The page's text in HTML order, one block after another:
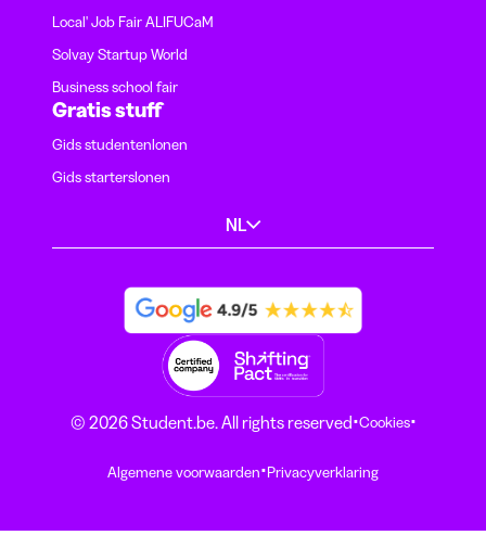
Local' Job Fair ALIFUCaM
Solvay Startup World
Business school fair
Gratis stuff
Gids studentenlonen
Gids starterslonen
NL
© 2026 Student.be. All rights reserved·Cookies·
Algemene voorwaarden·Privacyverklaring